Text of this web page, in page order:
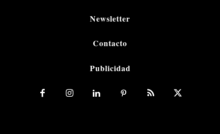
Newsletter
Contacto
Publicidad